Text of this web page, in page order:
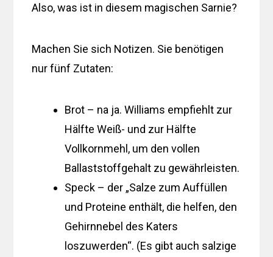
Also, was ist in diesem magischen Sarnie?
Machen Sie sich Notizen. Sie benötigen
nur fünf Zutaten:
Brot – na ja. Williams empfiehlt zur
Hälfte Weiß- und zur Hälfte
Vollkornmehl, um den vollen
Ballaststoffgehalt zu gewährleisten.
Speck – der „Salze zum Auffüllen
und Proteine ​​enthält, die helfen, den
Gehirnnebel des Katers
loszuwerden“. (Es gibt auch salzige